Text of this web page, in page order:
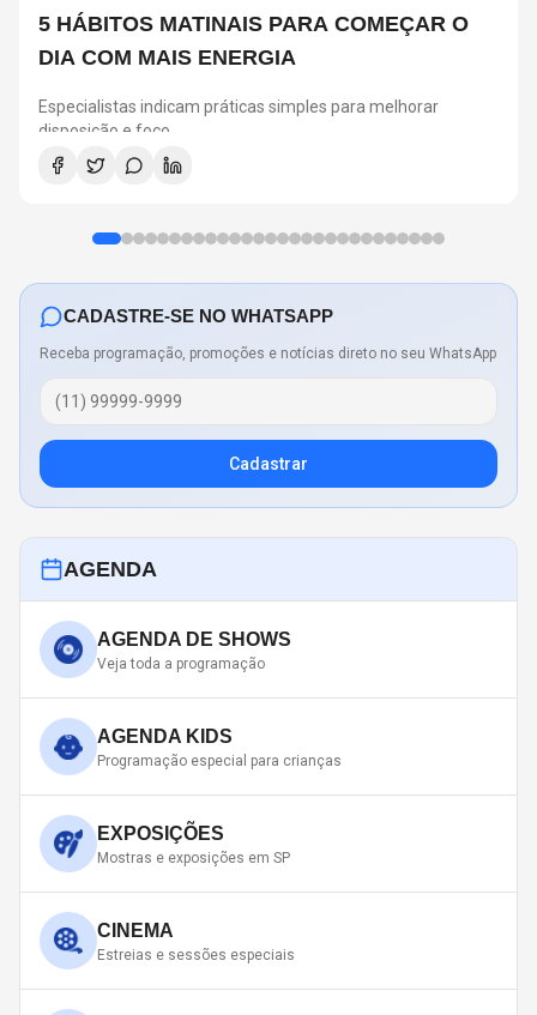
5 HÁBITOS MATINAIS PARA COMEÇAR O
DIA COM MAIS ENERGIA
Especialistas indicam práticas simples para melhorar
disposição e foco
CADASTRE-SE NO WHATSAPP
Receba programação, promoções e notícias direto no seu WhatsApp
Cadastrar
AGENDA
AGENDA DE SHOWS
Veja toda a programação
AGENDA KIDS
Programação especial para crianças
EXPOSIÇÕES
Mostras e exposições em SP
CINEMA
Estreias e sessões especiais